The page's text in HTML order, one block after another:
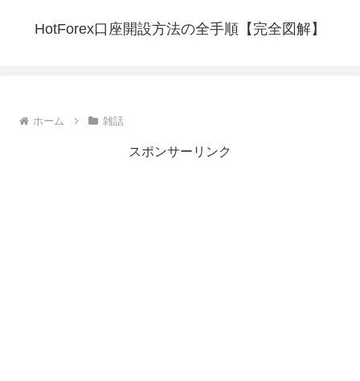
HotForex口座開設方法の全手順【完全図解】
ホーム 雑話
スポンサーリンク